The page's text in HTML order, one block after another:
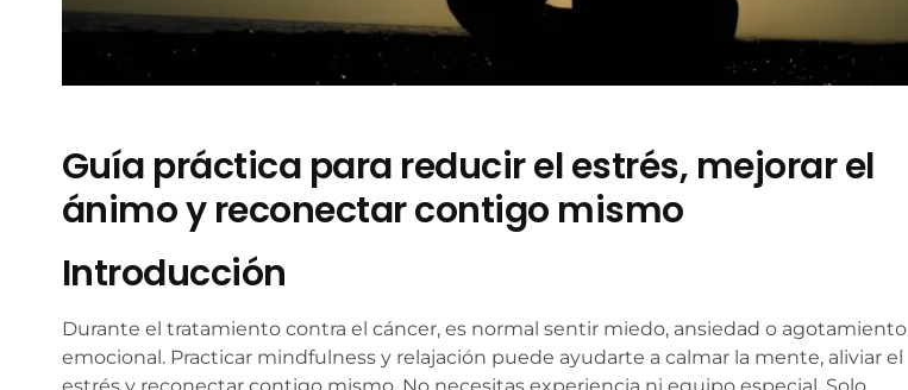
Guía práctica para reducir el estrés, mejorar el
ánimo y reconectar contigo mismo
Introducción
Durante el tratamiento contra el cáncer, es normal sentir miedo, ansiedad o agotamiento
emocional. Practicar mindfulness y relajación puede ayudarte a calmar la mente, aliviar el